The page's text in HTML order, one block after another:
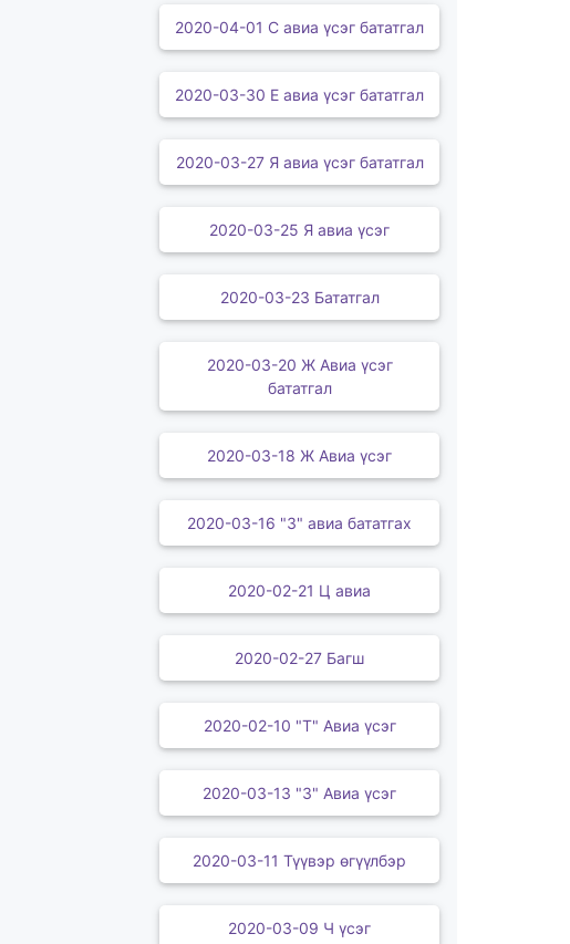
2020-04-01 С авиа үсэг бататгал
2020-03-30 Е авиа үсэг бататгал
2020-03-27 Я авиа үсэг бататгал
2020-03-25 Я авиа үсэг
2020-03-23 Бататгал
2020-03-20 Ж Авиа үсэг
бататгал
2020-03-18 Ж Авиа үсэг
2020-03-16 "З" авиа бататгах
2020-02-21 Ц авиа
2020-02-27 Багш
2020-02-10 "Т" Авиа үсэг
2020-03-13 "З" Авиа үсэг
2020-03-11 Түүвэр өгүүлбэр
2020-03-09 Ч үсэг